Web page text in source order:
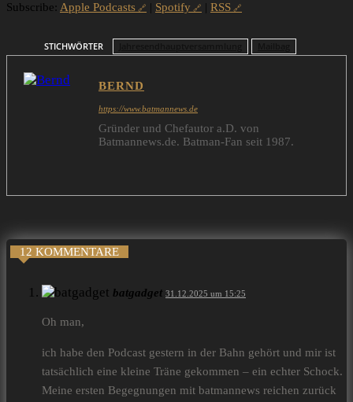
Subscribe: Apple Podcasts | Spotify | RSS
STICHWÖRTER
BERND
https://www.batmannews.de
Gründer und Chefautor a.D. von
Batmannews.de. Batman-Fan seit 1987.
12 KOMMENTARE
batgadget 31.12.2025 um 15:25
Oh man,
ich habe den Podcast gestern in der Bahn gehört und mir ist
tatsächlich eine kleine Träne gekommen – ein echter Schock.
Meine ersten Begegnungen mit batmannews reichen zurück